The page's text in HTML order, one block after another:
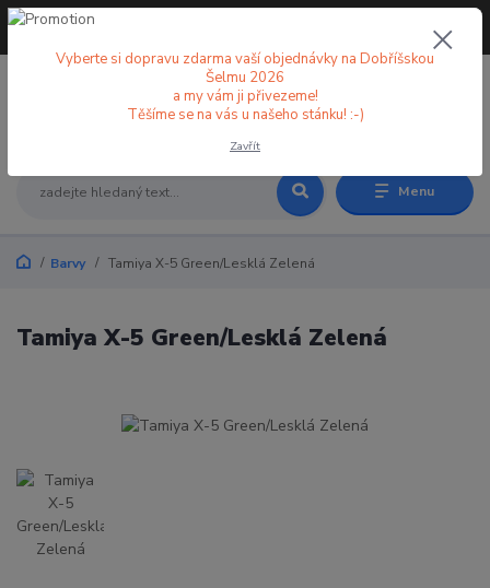
Menu
+420 773 998 582
Barvy Tamiya X-5 Green/Lesklá Zelená
Tamiya X-5 Green/Lesklá Zelená
Vyberte si dopravu zdarma vaší objednávky na Dobříšskou
Šelmu 2026
a my vám ji přivezeme!
Těšíme se na vás u našeho stánku! :-)
Zavřít